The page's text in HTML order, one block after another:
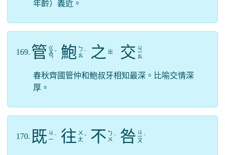
年齡）義近。
169. 管 ㄍ
ㄨ
ㄢ
ˇ 鮑 ㄅ
ㄠ ˋ 之 ㄓ 交 ㄐ
ㄧ
ㄠ
春秋齊國管仲和鮑叔牙相知最深。比喻交情深
厚。
170. 既 ㄐ
ㄧ ˋ 往 ㄨ
ㄤ ˇ 不 ㄅ
ㄨ ˋ 咎 ㄐ
ㄧ
ㄡ
ˋ